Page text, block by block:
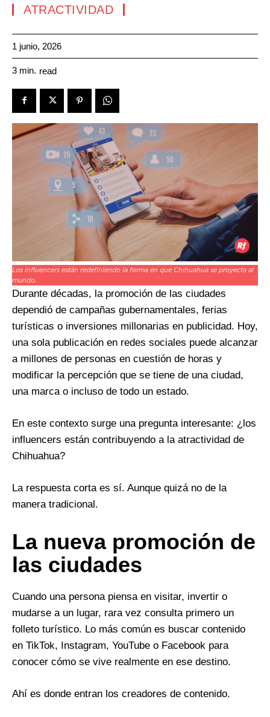
ATRACTIVIDAD
1 junio, 2026
3 min. read
Los influencers están redefiniendo la forma en que Chihuahua se proyecta al
mundo.
Durante décadas, la promoción de las ciudades
dependió de campañas gubernamentales, ferias
turísticas o inversiones millonarias en publicidad. Hoy,
una sola publicación en redes sociales puede alcanzar
a millones de personas en cuestión de horas y
modificar la percepción que se tiene de una ciudad,
una marca o incluso de todo un estado.
En este contexto surge una pregunta interesante: ¿los
influencers están contribuyendo a la atractividad de
Chihuahua?
La respuesta corta es sí. Aunque quizá no de la
manera tradicional.
La nueva promoción de
las ciudades
Cuando una persona piensa en visitar, invertir o
mudarse a un lugar, rara vez consulta primero un
folleto turístico. Lo más común es buscar contenido
en TikTok, Instagram, YouTube o Facebook para
conocer cómo se vive realmente en ese destino.
Ahí es donde entran los creadores de contenido.